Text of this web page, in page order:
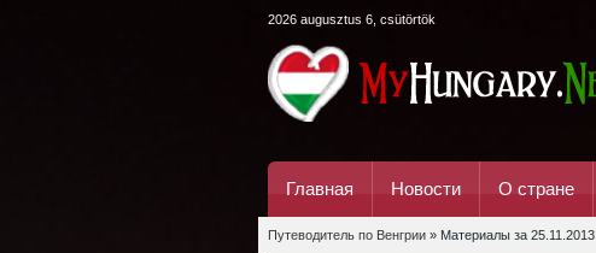
2026 augusztus 6, csütörtök
Главная Новости О стране
Путеводитель по Венгрии » Материалы за 25.11.2013